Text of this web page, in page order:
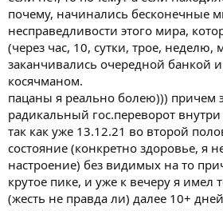
почему, начинались бесконечные
несправедливости этого мира,
(через час, 10, сутки, трое, неделю,
заканчивались очередной банкой
косячманом.
пацаны я реально болею))) причем
радикальный гос.переворот
так как уже 13.12.21 во второй
состояние (конкретно здоровье, я
настроение) без видимых на то
крутое пике, и уже к вечеру я имел
(жесть не правда ли) далее 10+